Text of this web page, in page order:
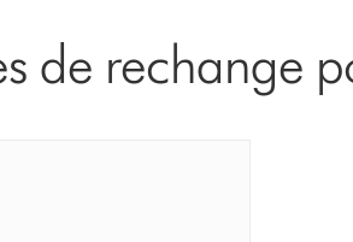
de rechange